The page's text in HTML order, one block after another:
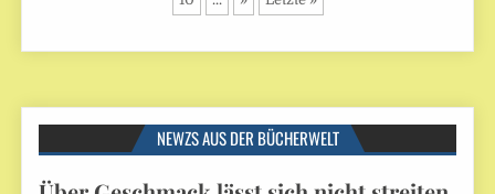
NEWZS AUS DER BÜCHERWELT